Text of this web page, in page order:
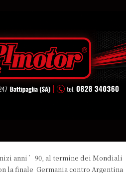
anni ’90, al termine dei Mondiali
la finale Germania contro Argentina